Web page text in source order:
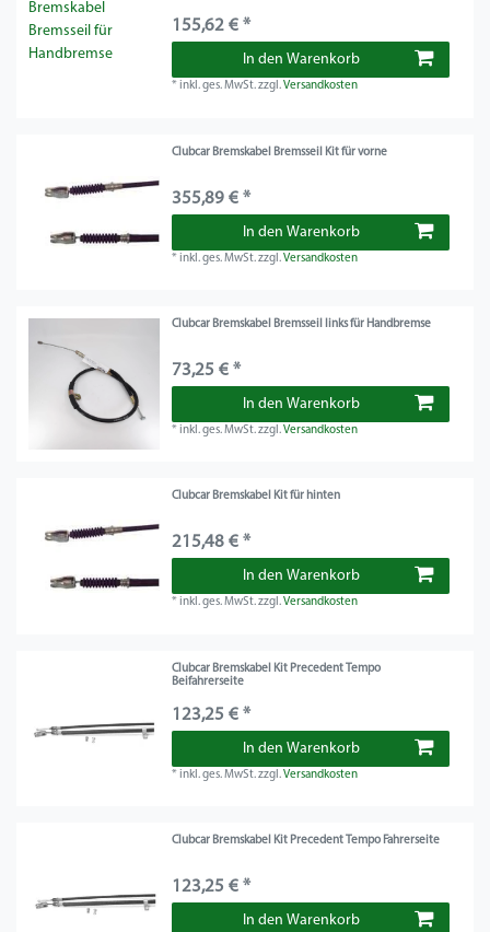
155,62 € *
In den Warenkorb
*inkl. ges. MwSt.zzgl.Versandkosten
Clubcar Bremskabel Bremsseil Kit für vorne
355,89 € *
In den Warenkorb
*inkl. ges. MwSt.zzgl.Versandkosten
Clubcar Bremskabel Bremsseil links für Handbremse
73,25 € *
In den Warenkorb
*inkl. ges. MwSt.zzgl.Versandkosten
Clubcar Bremskabel Kit für hinten
215,48 € *
In den Warenkorb
*inkl. ges. MwSt.zzgl.Versandkosten
Clubcar Bremskabel Kit Precedent Tempo
Beifahrerseite
123,25 € *
In den Warenkorb
*inkl. ges. MwSt.zzgl.Versandkosten
Clubcar Bremskabel Kit Precedent Tempo Fahrerseite
123,25 € *
In den Warenkorb